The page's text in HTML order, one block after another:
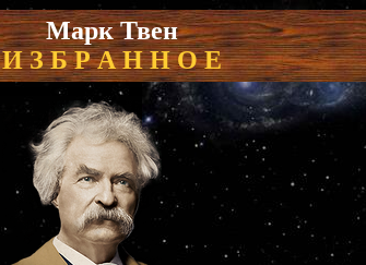
Марк Твен
И З Б Р А Н Н О Е